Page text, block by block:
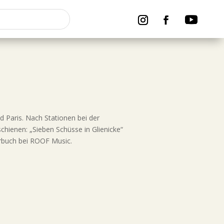
Paris. Nach Stationen bei der
„Sieben Schüsse in Glienicke“
bei ROOF Music.